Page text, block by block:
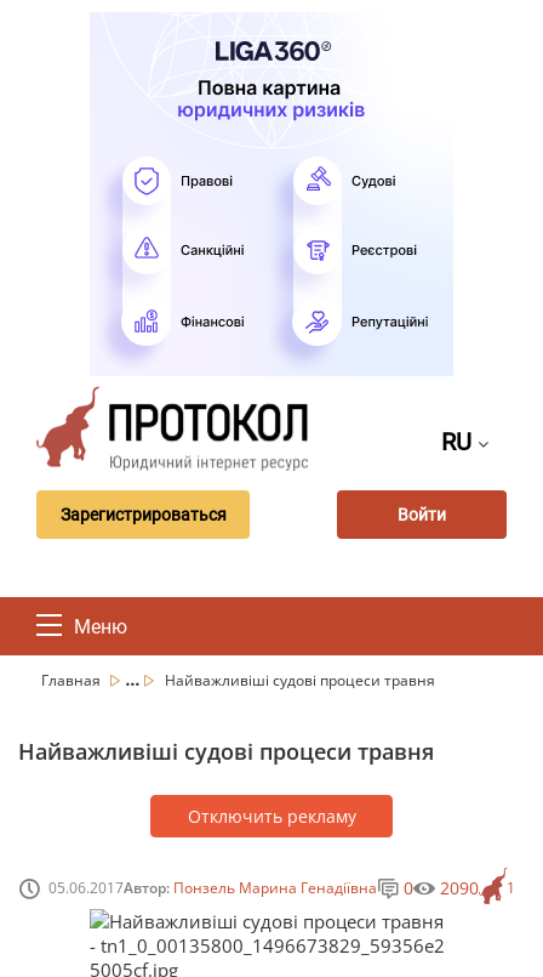
RU
Зарегистрироваться Войти
Меню
Главная ... Найважливіші судові процеси травня
Найважливіші судові процеси травня
Отключить рекламу
05.06.2017Автор: Понзель Марина Генадіївна 1
0 2090